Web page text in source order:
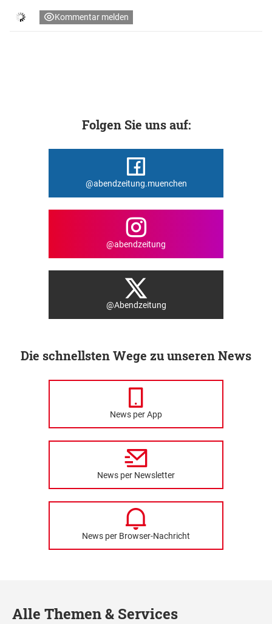
Kommentar melden
Folgen Sie uns auf:
@abendzeitung.muenchen
@abendzeitung
@Abendzeitung
Die schnellsten Wege zu unseren News
News per App
News per Newsletter
News per Browser-Nachricht
Alle Themen & Services